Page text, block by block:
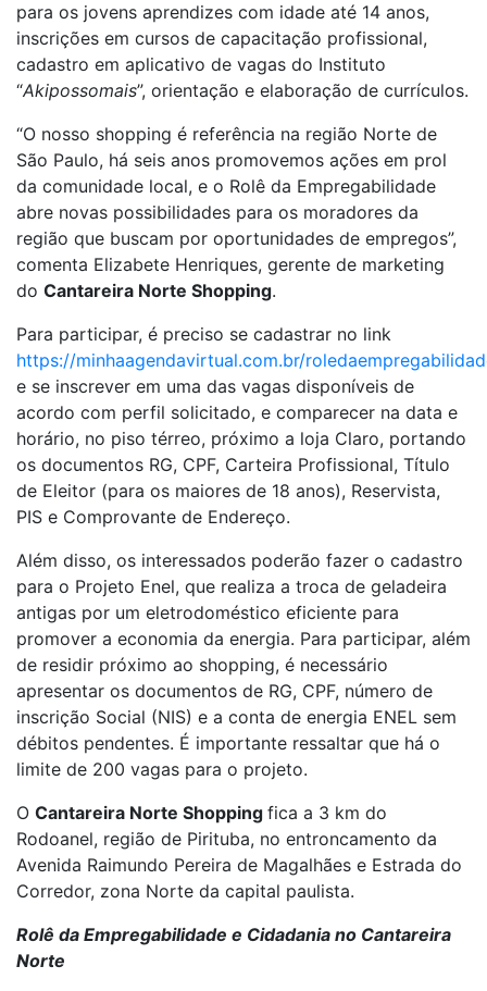
para os jovens aprendizes com idade até 14 anos,
inscrições em cursos de capacitação profissional,
cadastro em aplicativo de vagas do Instituto
“Akipossomais”, orientação e elaboração de currículos.
“O nosso shopping é referência na região Norte de
São Paulo, há seis anos promovemos ações em prol
da comunidade local, e o Rolê da Empregabilidade
abre novas possibilidades para os moradores da
região que buscam por oportunidades de empregos”,
comenta Elizabete Henriques, gerente de marketing
do Cantareira Norte Shopping.
Para participar, é preciso se cadastrar no link
https://minhaagendavirtual.com.br/
e se inscrever em uma das vagas disponíveis de
acordo com perfil solicitado, e comparecer na data e
horário, no piso térreo, próximo a loja Claro, portando
os documentos RG, CPF, Carteira Profissional, Título
de Eleitor (para os maiores de 18 anos), Reservista,
PIS e Comprovante de Endereço.
Além disso, os interessados poderão fazer o cadastro
para o Projeto Enel, que realiza a troca de geladeira
antigas por um eletrodoméstico eficiente para
promover a economia da energia. Para participar, além
de residir próximo ao shopping, é necessário
apresentar os documentos de RG, CPF, número de
inscrição Social (NIS) e a conta de energia ENEL sem
débitos pendentes. É importante ressaltar que há o
limite de 200 vagas para o projeto.
O Cantareira Norte Shopping fica a 3 km do
Rodoanel, região de Pirituba, no entroncamento da
Avenida Raimundo Pereira de Magalhães e Estrada do
Corredor, zona Norte da capital paulista.
Rolê da Empregabilidade e Cidadania no Cantareira
Norte